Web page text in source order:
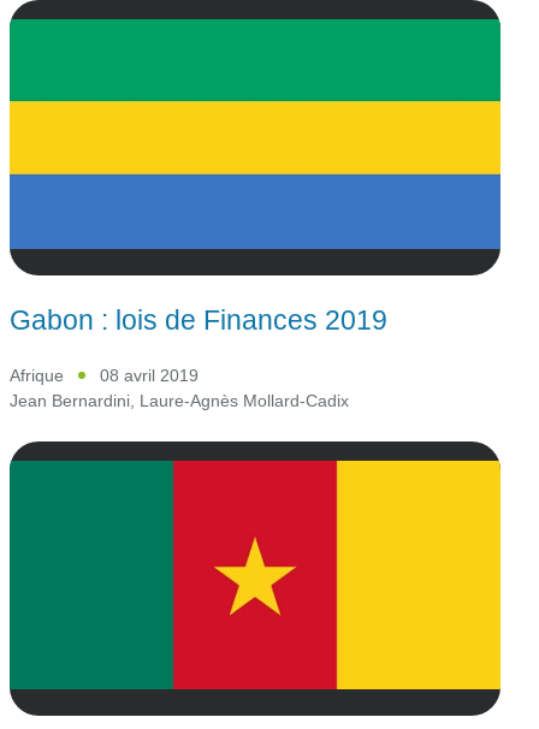
Gabon : lois de Finances 2019
Afrique
08 avril 2019
Jean Bernardini, Laure-Agnès Mollard-Cadix